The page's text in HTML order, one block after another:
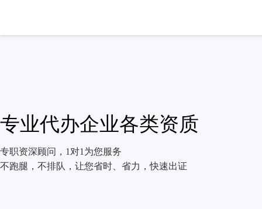
专业代办企业各类资质
专职资深顾问，1对1为您服务
不跑腿，不排队，让您省时、省力，快速出证